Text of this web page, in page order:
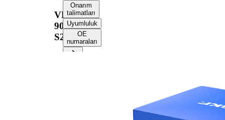
VKBD
90621
S2
Onarım
talimatları
Uyumluluk
OE
numaraları